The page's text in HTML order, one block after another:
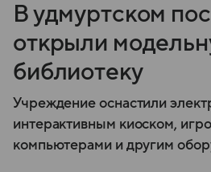
В удмуртском
открыли
библиотеку
Учреждение оснастили
интерактивным киоском,
компьютерами и другим